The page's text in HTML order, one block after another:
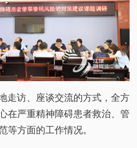
走访、座谈交流的方式，全方
在严重精神障碍患者救治、管
等方面的工作情况。